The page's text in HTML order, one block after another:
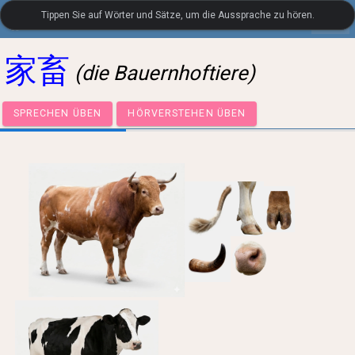
LanguageGuide.org•Japanischer visueller Wortschatz
家畜 (die Bauernhoftiere)
SPRECHEN ÜBEN HÖRVERSTEHEN ÜBEN
Tippen Sie auf Wörter und Sätze, um die Aussprache zu hören.